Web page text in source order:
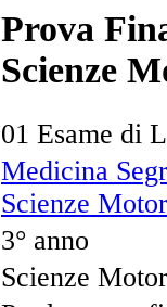
Prova
Scienze
01 Esame di
Medicina
Scienze
3° anno
Scienze